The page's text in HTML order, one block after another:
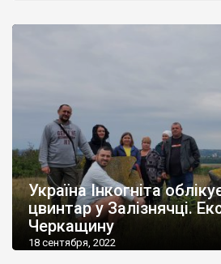
Україна Інкогніта
цвинтар у Залізнячці.
Черкащину
18 сентября, 2022